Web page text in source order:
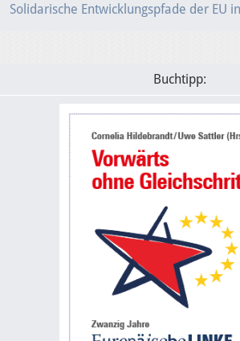
Solidarische Entwicklungspfade der EU
Buchtipp: